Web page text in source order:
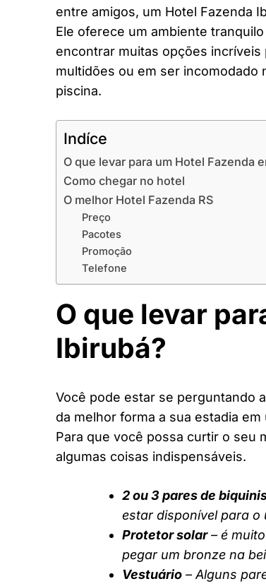
entre amigos, um Hotel Fazenda
Ele oferece um ambiente
encontrar muitas opções
multidões ou em ser incomodado
piscina.
Indíce
O que levar para um Hotel Fazenda
Como chegar no hotel
O melhor Hotel Fazenda RS
Preço
Pacotes
Promoção
Telefone
O que levar
Ibirubá?
Você pode estar se perguntando
da melhor forma a sua estadia em
Para que você possa curtir o seu
algumas coisas indispensáveis.
2 ou 3 pares de
estar disponível para o
Protetor solar– é
pegar um bronze na
Vestuário – Alguns